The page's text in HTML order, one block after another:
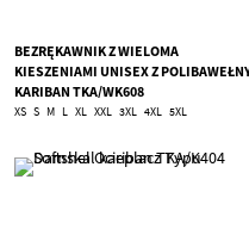
BEZRĘKAWNIK Z WIELOMA
KIESZENIAMI UNISEX Z
KARIBAN TKA/WK608
XS S M L XL XXL 3XL 4XL 5XL